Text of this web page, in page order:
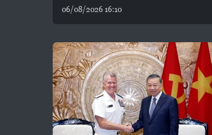
06/08/2026 16:10